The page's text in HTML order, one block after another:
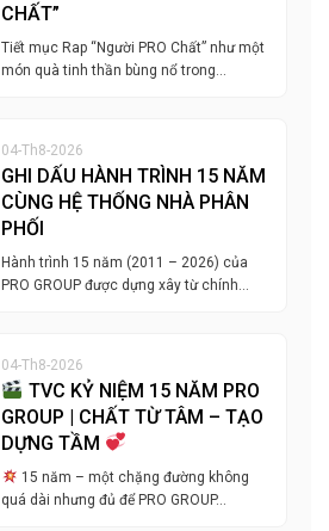
CHẤT”
Tiết mục Rap “Người PRO Chất” như một
món quà tinh thần bùng nổ trong…
04-Th8-2026
GHI DẤU HÀNH TRÌNH 15 NĂM
CÙNG HỆ THỐNG NHÀ PHÂN
PHỐI
Hành trình 15 năm (2011 – 2026) của
PRO GROUP được dựng xây từ chính…
04-Th8-2026
TVC KỶ NIỆM 15 NĂM PRO
GROUP | CHẤT TỪ TÂM – TẠO
DỰNG TẦM
15 năm – một chặng đường không
quá dài nhưng đủ để PRO GROUP…